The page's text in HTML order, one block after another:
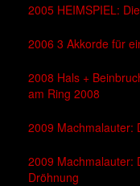
2005 HEIMSPIEL:
2006 3 Akkorde für
2008 Hals +
am Ring 2008
2009 Machmalauter:
2009 Machmalauter:
Dröhnung